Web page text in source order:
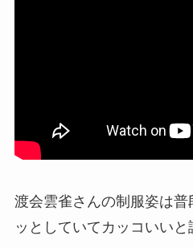
渡会雲雀さんの制服姿は
ッとしていてカッコいいと